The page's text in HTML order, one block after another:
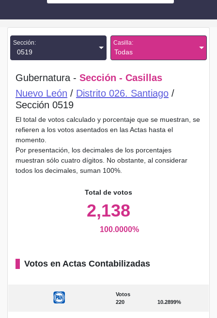
Sección:
0519
Casilla:
Todas
Gubernatura - Sección - Casillas
Nuevo León / Distrito 026. Santiago /
Sección 0519
El total de votos calculado y porcentaje que se muestran, se
refieren a los votos asentados en las Actas hasta el
momento.
Por presentación, los decimales de los porcentajes
muestran sólo cuatro dígitos. No obstante, al considerar
todos los decimales, suman 100%.
Total de votos
2,138
100.0000%
Votos en Actas Contabilizadas
Votos
220
10.2899%